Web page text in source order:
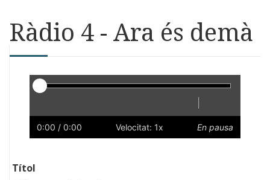
Ràdio 4 - Ara és demà
Reproductor
Lent
0:00 / 0:00 Velocitat: 1x En pausa
Títol